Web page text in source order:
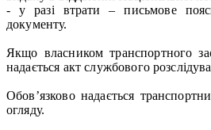
- у разі втрати – письмове
документу.
Якщо власником транспортного
надається акт службового
Обов’язково надається
огляду.